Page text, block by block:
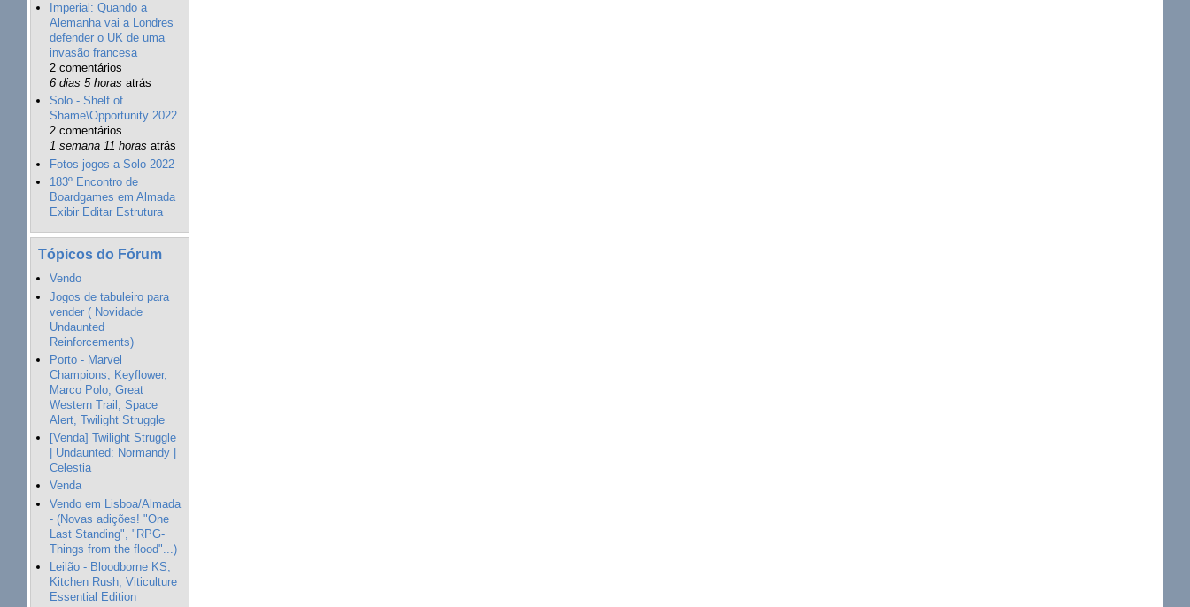
Imperial: Quando a
Alemanha vai a Londres
defender o UK de uma
invasão francesa
2 comentários
6 dias 5 horas atrás
Solo - Shelf of
Shame\Opportunity 2022
2 comentários
1 semana 11 horas atrás
Fotos jogos a Solo 2022
183º Encontro de
Boardgames em Almada
Exibir Editar Estrutura
Tópicos do Fórum
Vendo
Jogos de tabuleiro para
vender ( Novidade
Undaunted
Reinforcements)
Porto - Marvel
Champions, Keyflower,
Marco Polo, Great
Western Trail, Space
Alert, Twilight Struggle
[Venda] Twilight Struggle
| Undaunted: Normandy |
Celestia
Venda
Vendo em Lisboa/Almada
- (Novas adições! "One
Last Standing", "RPG-
Things from the flood"...)
Leilão - Bloodborne KS,
Kitchen Rush, Viticulture
Essential Edition